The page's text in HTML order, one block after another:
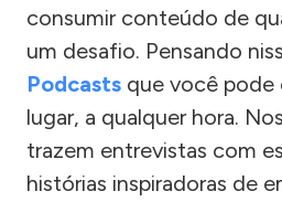
consumir conteúdo de
um desafio. Pensando
Podcasts que você pode
lugar, a qualquer hora.
trazem entrevistas com
histórias inspiradoras de